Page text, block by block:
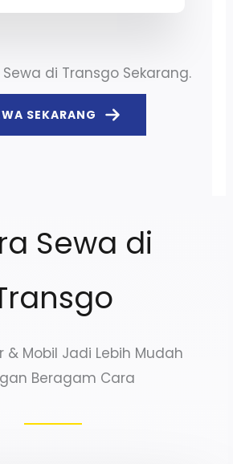
Sewa di Transgo Sekarang.
SEKARANG
Sewa di
& Mobil Jadi Lebih Mudah
Beragam Cara